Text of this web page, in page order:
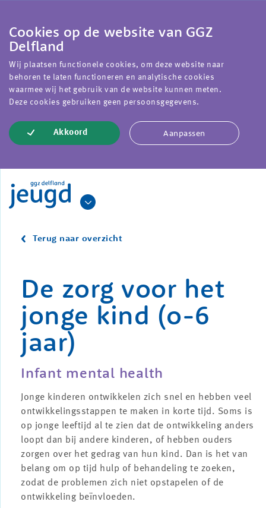
Cookies op de website van GGZ
Delfland
Wij plaatsen functionele cookies, om deze website naar
behoren te laten functioneren en analytische cookies
waarmee wij het gebruik van de website kunnen meten.
Deze cookies gebruiken geen persoonsgegevens.
Akkoord Aanpassen
Terug naar overzicht
De zorg voor het
jonge kind (o-6
jaar)
Infant mental health
Jonge kinderen ontwikkelen zich snel en hebben veel
ontwikkelingsstappen te maken in korte tijd. Soms is
op jonge leeftijd al te zien dat de ontwikkeling anders
loopt dan bij andere kinderen, of hebben ouders
zorgen over het gedrag van hun kind. Dan is het van
belang om op tijd hulp of behandeling te zoeken,
zodat de problemen zich niet opstapelen of de
ontwikkeling beïnvloeden.
je wilt